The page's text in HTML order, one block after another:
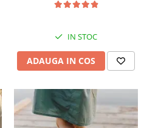
IN STOC
ADAUGA IN COS